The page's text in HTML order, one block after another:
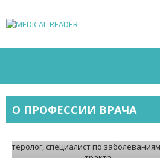
О ПРОФЕССИИ ВРАЧА